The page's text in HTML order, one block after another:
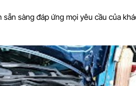
sàng đáp ứng mọi yêu cầu của